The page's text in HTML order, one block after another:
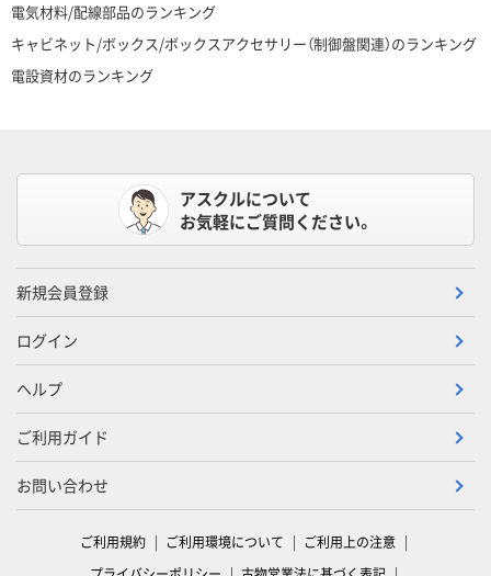
電気材料/配線部品のランキング
キャビネット/ボックス/ボックスアクセサリー（制御盤関連）のランキング
電設資材のランキング
アスクルについて
お気軽にご質問ください。
新規会員登録
ログイン
ヘルプ
ご利用ガイド
お問い合わせ
ご利用規約 ご利用環境について
ご利用上の注意